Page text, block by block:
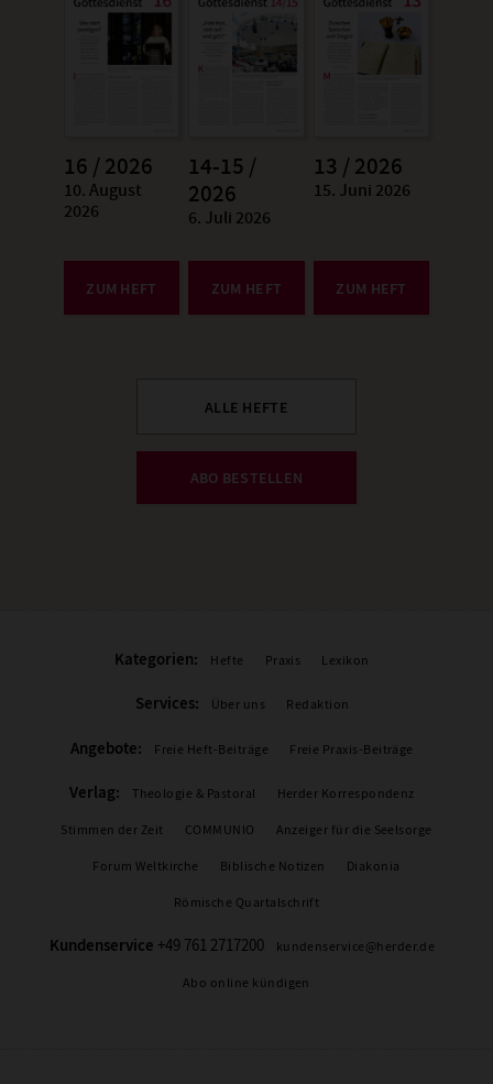
16 / 2026
:
10. August
2026
ZUM HEFT
14-15 /
2026
:
6. Juli 2026
ZUM HEFT
13 / 2026
:
15. Juni 2026
ZUM HEFT
ALLE HEFTE
ABO BESTELLEN
Kategorien: Hefte Praxis Lexikon
Services: Über uns Redaktion
Angebote: Freie Heft-Beiträge Freie Praxis-Beiträge
Verlag: Theologie & Pastoral Herder Korrespondenz
Stimmen der Zeit COMMUNIO Anzeiger für die Seelsorge
Forum Weltkirche Biblische Notizen Diakonia
Römische Quartalschrift
Kundenservice +49 761 2717200 kundenservice@herder.de
Abo online kündigen